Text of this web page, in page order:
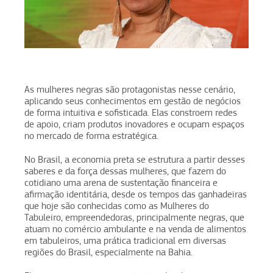
As mulheres negras são protagonistas nesse cenário,
aplicando seus conhecimentos em gestão de negócios
de forma intuitiva e sofisticada. Elas constroem redes
de apoio, criam produtos inovadores e ocupam espaços
no mercado de forma estratégica.
No Brasil, a economia preta se estrutura a partir desses
saberes e da força dessas mulheres, que fazem do
cotidiano uma arena de sustentação financeira e
afirmação identitária, desde os tempos das ganhadeiras
que hoje são conhecidas como as Mulheres do
Tabuleiro, empreendedoras, principalmente negras, que
atuam no comércio ambulante e na venda de alimentos
em tabuleiros, uma prática tradicional em diversas
regiões do Brasil, especialmente na Bahia.